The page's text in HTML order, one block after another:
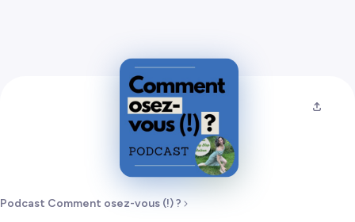
Podcast Comment osez-vous (!) ?